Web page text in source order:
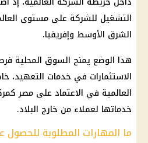
التشغيل للشركة على مستوى
الشرق الأوسط وإفريقيا.
هذا الوضع يمنح السوق المحلية
الاستثمارات في خدمات التعهيد،
العالمية في الاعتماد على مصر
خدماتها لعملاء من خارج البلاد.
ما المهارات المطلوبة